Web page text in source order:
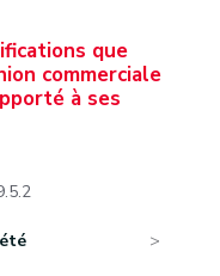
que
commerciale
à ses